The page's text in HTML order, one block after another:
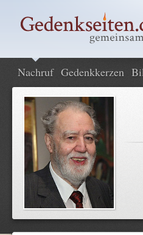
Nachruf Gedenkkerzen